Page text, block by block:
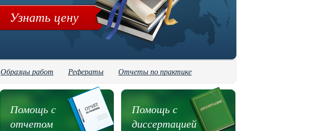
Узнать цену
Образцы работ Рефераты Отчеты по практике
Помощь с
отчетом
Помощь с
диссертацией